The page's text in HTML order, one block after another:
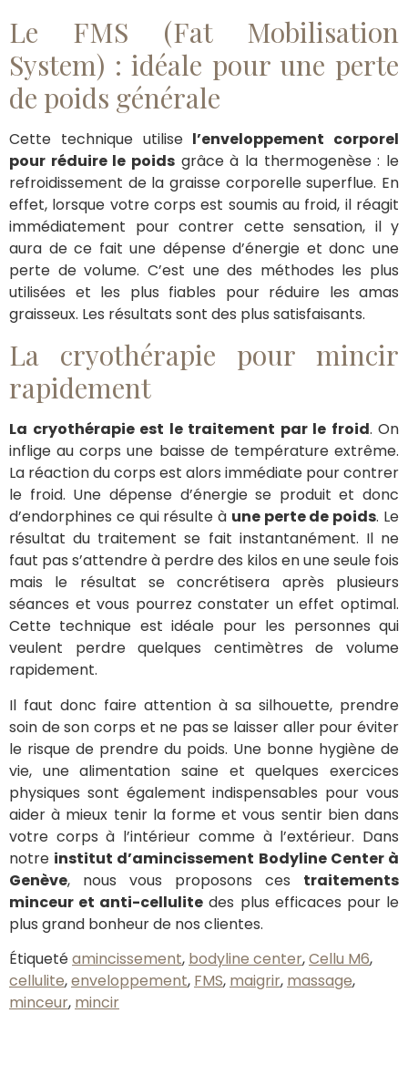
Le FMS (Fat Mobilisation
System) : idéale pour une perte
de poids générale
Cette technique utilise l’enveloppement corporel
pour réduire le poids grâce à la thermogenèse : le
refroidissement de la graisse corporelle superflue. En
effet, lorsque votre corps est soumis au froid, il réagit
immédiatement pour contrer cette sensation, il y
aura de ce fait une dépense d’énergie et donc une
perte de volume. C’est une des méthodes les plus
utilisées et les plus fiables pour réduire les amas
graisseux. Les résultats sont des plus satisfaisants.
La cryothérapie pour mincir
rapidement
La cryothérapie est le traitement par le froid. On
inflige au corps une baisse de température extrême.
La réaction du corps est alors immédiate pour contrer
le froid. Une dépense d’énergie se produit et donc
d’endorphines ce qui résulte à une perte de poids. Le
résultat du traitement se fait instantanément. Il ne
faut pas s’attendre à perdre des kilos en une seule fois
mais le résultat se concrétisera après plusieurs
séances et vous pourrez constater un effet optimal.
Cette technique est idéale pour les personnes qui
veulent perdre quelques centimètres de volume
rapidement.
Il faut donc faire attention à sa silhouette, prendre
soin de son corps et ne pas se laisser aller pour éviter
le risque de prendre du poids. Une bonne hygiène de
vie, une alimentation saine et quelques exercices
physiques sont également indispensables pour vous
aider à mieux tenir la forme et vous sentir bien dans
votre corps à l’intérieur comme à l’extérieur. Dans
notre institut d’amincissement Bodyline Center à
Genève, nous vous proposons ces traitements
minceur et anti-cellulite des plus efficaces pour le
plus grand bonheur de nos clientes.
Étiquetéamincissement, bodyline center,Cellu M6,
cellulite,enveloppement, FMS, maigrir, massage,
minceur, mincir